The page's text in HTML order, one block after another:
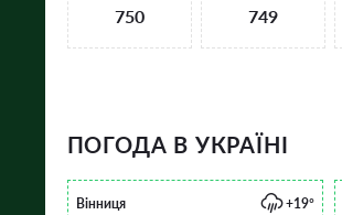
750 749
ПОГОДА В УКРАЇНІ
Вінниця +19°